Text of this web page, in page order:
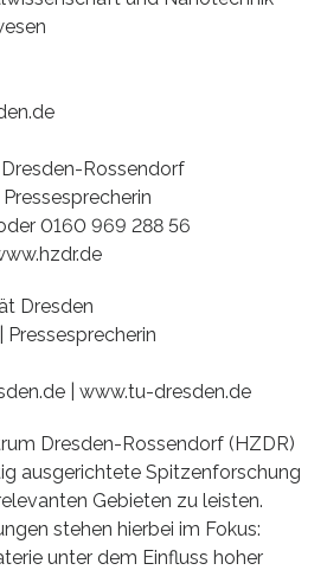
Rossendorf
0160 969 288 56
Dresden
| www.tu-dresden.de
Dresden-Rossendorf (HZDR)
ausgerichtete Spitzenforschung
Gebieten zu leisten.
stehen hierbei im Fokus:
unter dem Einfluss hoher